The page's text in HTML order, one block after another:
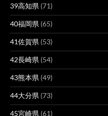
39高知県 (71)
40福岡県 (65)
41佐賀県 (53)
42長崎県 (54)
43熊本県 (49)
44大分県 (73)
45宮崎県 (61)